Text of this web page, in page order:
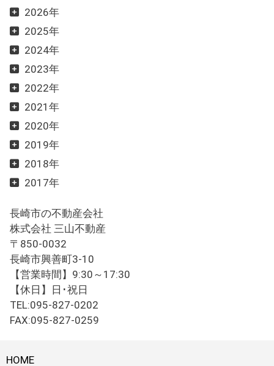
2026年
2025年
2024年
2023年
2022年
2021年
2020年
2019年
2018年
2017年
長崎市の不動産会社
株式会社 三山不動産
〒850-0032
長崎市興善町3-10
【営業時間】9:30～17:30
【休日】日･祝日
TEL:095-827-0202
FAX:095-827-0259
HOME